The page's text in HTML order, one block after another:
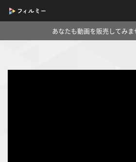
あなたも動画を販売してみま